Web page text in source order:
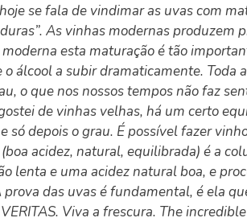
se fala de vindimar as uvas com
As vinhas modernas produzem
esta maturação é tão
o álcool a subir dramaticamente.
o que nos nossos tempos não faz
de vinhas velhas, há um certo
só depois o grau. É possível fazer
acidez, natural, equilibrada) é a
lenta e uma acidez natural boa, e
prova das uvas é fundamental, é ela
Viva a frescura. The